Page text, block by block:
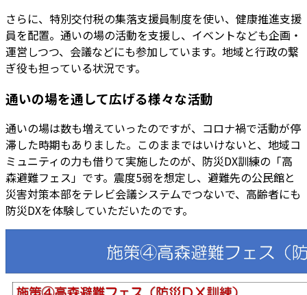
さらに、特別交付税の集落支援員制度を使い、健康推進支援
員を配置。通いの場の活動を支援し、イベントなども企画・
運営しつつ、会議などにも参加しています。地域と行政の繋
ぎ役も担っている状況です。
通いの場を通して広げる様々な活動
通いの場は数も増えていったのですが、コロナ禍で活動が停
滞した時期もありました。このままではいけないと、地域コ
ミュニティの力も借りて実施したのが、防災DX訓練の「高
森避難フェス」です。震度5弱を想定し、避難先の公民館と
災害対策本部をテレビ会議システムでつないで、高齢者にも
防災DXを体験していただいたのです。